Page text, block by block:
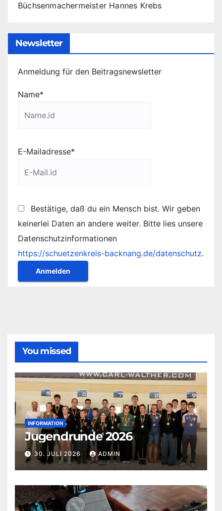
Büchsenmachermeister Hannes Krebs
Newsletter
Anmeldung für den Beitragsnewsletter
Name*
E-Mailadresse*
Bestätige, daß du ein Mensch bist. Wir geben
keinerlei Daten an andere weiter. Bitte lies unsere
Datenschutzinformationen
https://schuetzenkreis-backnang.de/datenschutz.
You missed
INFORMATION
Jugendrunde 2026
30. JULI 2026 ADMIN